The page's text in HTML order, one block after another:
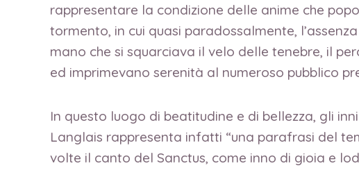
rappresentare la condizione delle anime che
tormento, in cui quasi paradossalmente,
mano che si squarciava il velo delle tenebre, il
ed imprimevano serenità al numeroso pubblico
In questo luogo di beatitudine e di bellezza, gli
Langlais rappresenta infatti “una parafrasi del
volte il canto del Sanctus, come inno di gioia e